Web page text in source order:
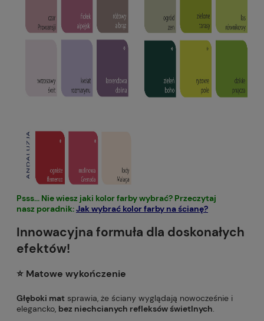
Psss... Nie wiesz jaki kolor farby wybrać? Przeczytaj
nasz poradnik:Jak wybrać kolor farby na ścianę?
Innowacyjna formuła dla doskonałych
efektów!
⭐️ Matowe wykończenie
Głęboki mat sprawia, że ściany wyglądają nowocześnie i
elegancko, bez niechcianych refleksów świetlnych.